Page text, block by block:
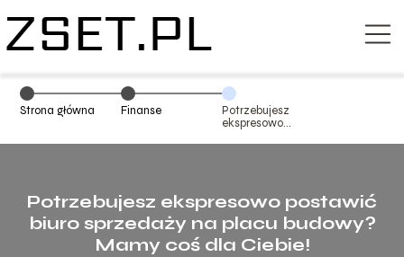
Strona główna Finanse
Potrzebujesz
ekspresowo
sprzedaży na
Potrzebujesz ekspresowo postawić
biuro sprzedaży na placu budowy?
Mamy coś dla Ciebie!